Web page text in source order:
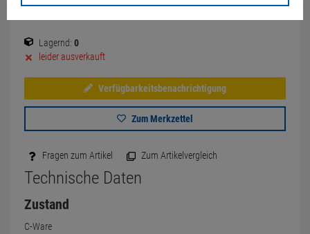
Lagernd: 0
leider ausverkauft
Verfügbarkeitsbenachrichtigung
Zum Merkzettel
Fragen zum Artikel Zum Artikelvergleich
Technische Daten
Zustand
C-Ware